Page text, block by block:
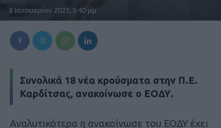
8 Ιανουαρίου 2021, 5:40 μμ
Συνολικά 18 νέα κρούσματα στην Π.Ε.
Καρδίτσας, ανακοίνωσε ο ΕΟΔΥ.
Αναλυτικότερα η ανακοίνωσε του ΕΟΔΥ έχει